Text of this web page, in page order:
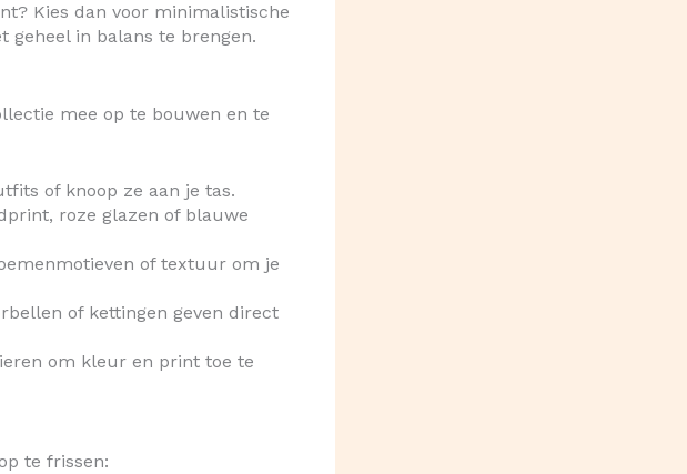
Kies dan voor minimalistische
in balans te brengen.
mee op te bouwen en te
of knoop ze aan je tas.
roze glazen of blauwe
of textuur om je
of kettingen geven direct
om kleur en print toe te
te frissen: